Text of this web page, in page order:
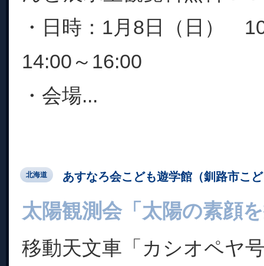
・日時：1月8日（日）
14:00～16:00
・会場...
北海道 あすなろ会こども遊学館（釧路市こ
太陽観測会「太陽の素顔
移動天文車「カシオペヤ